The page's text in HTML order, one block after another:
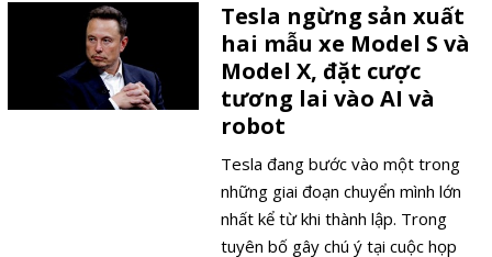
Tesla ngừng sản xuất
hai mẫu xe Model S và
Model X, đặt cược
tương lai vào AI và
robot
Tesla đang bước vào một trong
những giai đoạn chuyển mình lớn
nhất kể từ khi thành lập. Trong
tuyên bố gây chú ý tại cuộc họp